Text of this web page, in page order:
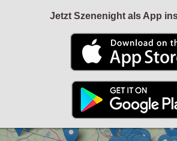
Jetzt Szenenight als App